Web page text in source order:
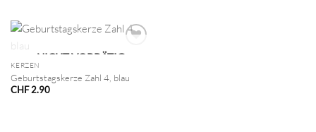
NICHT VORRÄTIG
KERZEN
Geburtstagskerze Zahl 4, blau
CHF2.90